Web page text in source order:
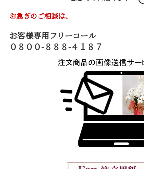
お急ぎのご相談は、
お客様専用フリーコール
０８００-８８８-４１８７